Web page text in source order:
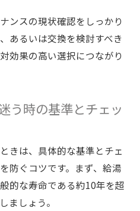
ンスの現状確認をしっかり
あるいは交換を検討すべき
効果の高い選択につながり
う時の基準とチェッ
きは、具体的な基準とチェ
防ぐコツです。まず、給湯
的な寿命である約10年を超
ましょう。